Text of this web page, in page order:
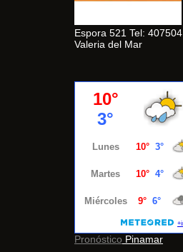
Espora 521 Tel: 407504
Valeria del Mar
Pronóstico Pinamar